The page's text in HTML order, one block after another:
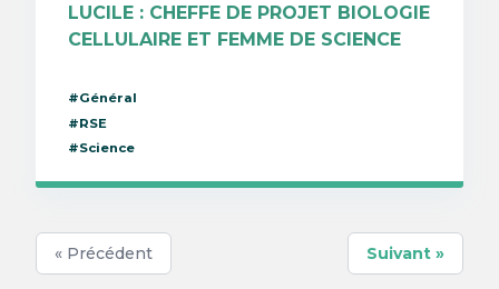
LUCILE : CHEFFE DE PROJET BIOLOGIE
CELLULAIRE ET FEMME DE SCIENCE
#Général
#RSE
#Science
« Précédent Suivant »